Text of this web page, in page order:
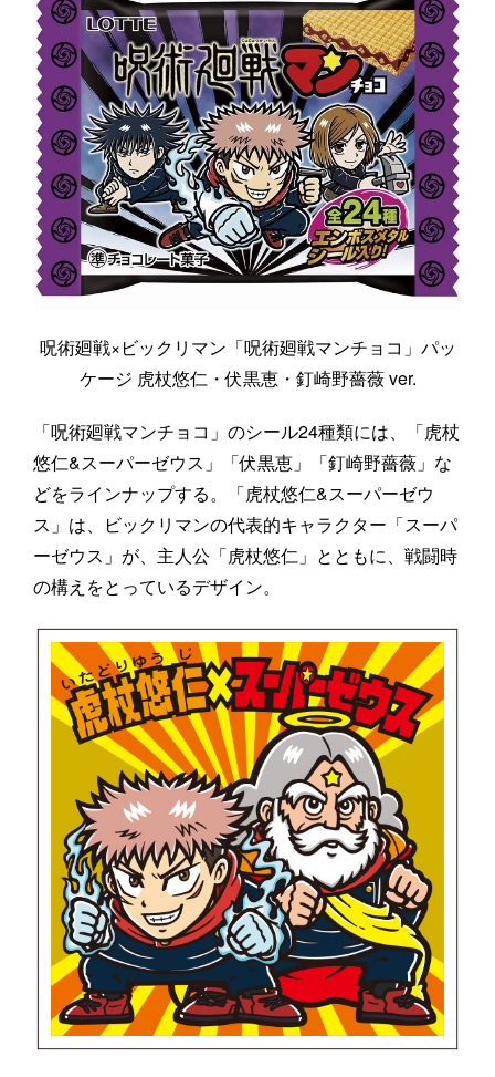
呪術廻戦×ビックリマン「呪術廻戦マンチョコ」パッ
ケージ 虎杖悠仁・伏黒恵・釘崎野薔薇 ver.
「呪術廻戦マンチョコ」のシール24種類には、「虎杖
悠仁&スーパーゼウス」「伏黒恵」「釘崎野薔薇」な
どをラインナップする。「虎杖悠仁&スーパーゼウ
ス」は、ビックリマンの代表的キャラクター「スーパ
ーゼウス」が、主人公「虎杖悠仁」とともに、戦闘時
の構えをとっているデザイン。